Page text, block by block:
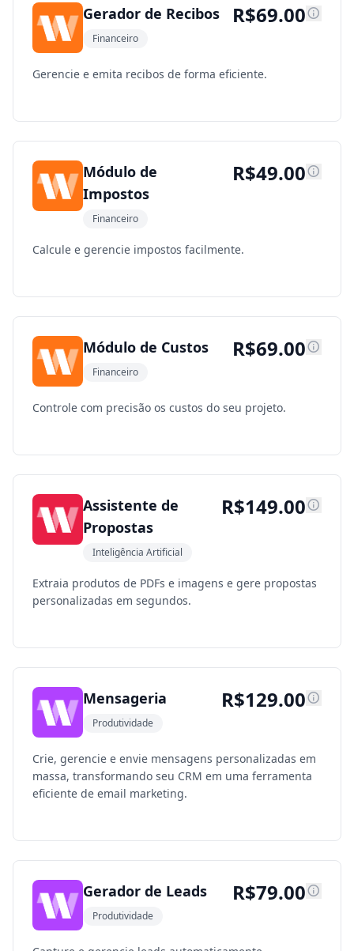
Gerador de Recibos
Financeiro
R$69.00
Gerencie e emita recibos de forma eficiente.
Módulo de
Impostos
Financeiro
R$49.00
Calcule e gerencie impostos facilmente.
Módulo de Custos
Financeiro
R$69.00
Controle com precisão os custos do seu projeto.
Assistente de
Propostas
Inteligência Artificial
R$149.00
Extraia produtos de PDFs e imagens e gere propostas
personalizadas em segundos.
Mensageria
Produtividade
R$129.00
Crie, gerencie e envie mensagens personalizadas em
massa, transformando seu CRM em uma ferramenta
eficiente de email marketing.
Gerador de Leads
Produtividade
R$79.00